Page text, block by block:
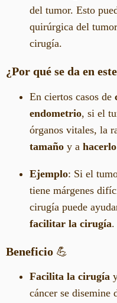
del tumor. Esto
quirúrgica del
cirugía.
¿Por qué se da en
En ciertos casos de
endometrio, si el
órganos vitales, la
tamaño y a
Ejemplo: Si el
tiene márgenes
cirugía puede
facilitar la cirugía.
Beneficio 💪
Facilita la cirugía
cáncer se disemine